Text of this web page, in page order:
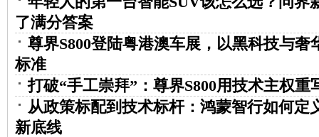
了满分答案
尊界S800登陆粤港澳车展，以黑科技与奢
标准
打破“手工崇拜”：尊界S800用技术主权重
从政策标配到技术标杆：鸿蒙智行如何定
新底线